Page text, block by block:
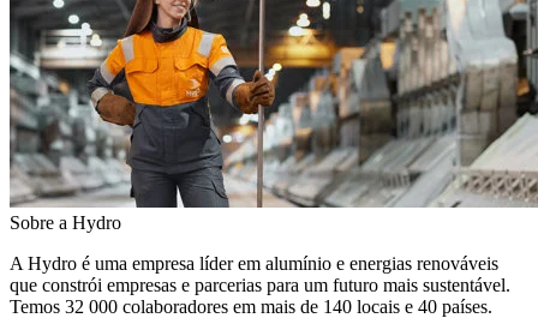
Sobre a Hydro
A Hydro é uma empresa líder em alumínio e energias renováveis
que constrói empresas e parcerias para um futuro mais sustentável.
Temos 32 000 colaboradores em mais de 140 locais e 40 países.